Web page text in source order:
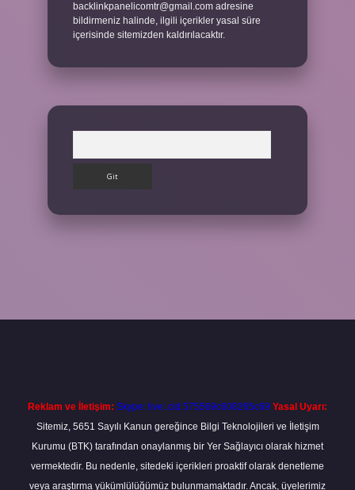
backlinkpanelicomtr@gmail.com adresine
bildirmeniz halinde, ilgili içerikler yasal süre
içerisinde sitemizden kaldırılacaktır.
Reklam ve İletişim: Skype: live:.cid.575569c608265c69 Yasal Uyarı:
Sitemiz, 5651 Sayılı Kanun gereğince Bilgi Teknolojileri ve İletişim
Kurumu (BTK) tarafından onaylanmış bir Yer Sağlayıcı olarak hizmet
vermektedir. Bu nedenle, sitedeki içerikleri proaktif olarak denetleme
veya araştırma yükümlülüğümüz bulunmamaktadır. Ancak, üyelerimiz